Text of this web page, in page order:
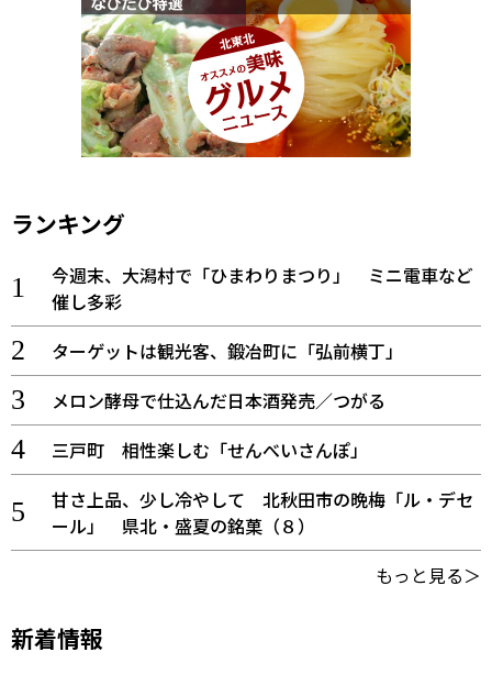
ランキング
今週末、大潟村で「ひまわりまつり」 ミニ電車など
催し多彩
ターゲットは観光客、鍛冶町に「弘前横丁」
メロン酵母で仕込んだ日本酒発売／つがる
三戸町 相性楽しむ「せんべいさんぽ」
甘さ上品、少し冷やして 北秋田市の晩梅「ル・デセ
ール」 県北・盛夏の銘菓（８）
もっと見る＞
新着情報